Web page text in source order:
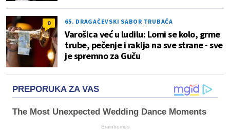
0 65. DRAGAČEVSKI SABOR TRUBAČA
Varošica već u ludilu: Lomi se kolo, grme
trube, pečenje i rakija na sve strane - sve
je spremno za Guču
PREPORUKA ZA VAS
The Most Unexpected Wedding Dance Moments
Brainberries